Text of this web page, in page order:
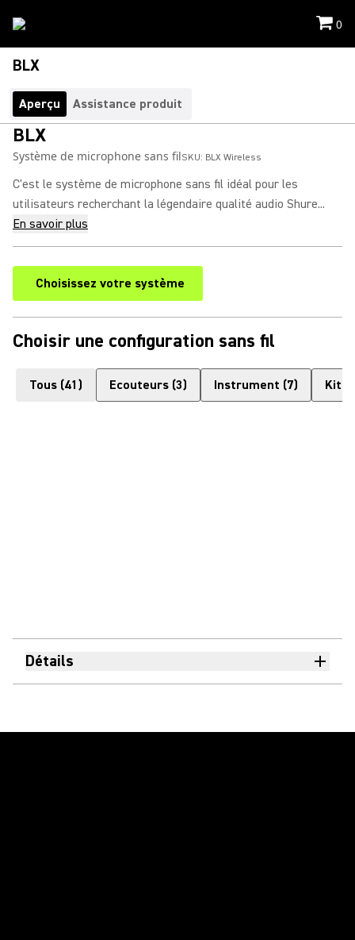
0
BLX
Aperçu Assistance produit
BLX
Système de microphone sans filSKU: BLX Wireless
C'est le système de microphone sans fil idéal pour les
utilisateurs recherchant la légendaire qualité audio Shure...
En savoir plus
Choisissez votre système
Choisir une configuration sans fil
Tous (41 ) Ecouteurs (3) Instrument (7) Kits
Détails